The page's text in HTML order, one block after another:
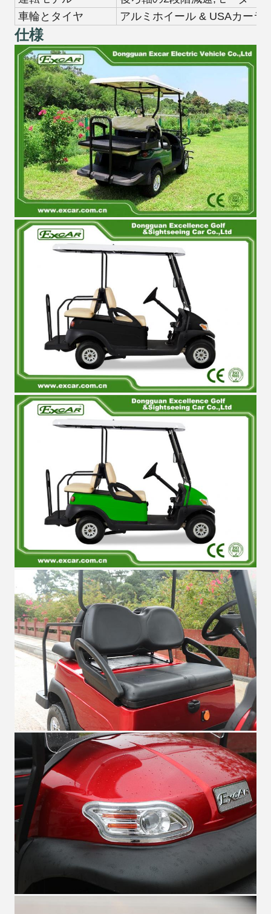
車輪とタイヤ
アルミホイール & USAカーラ
仕様